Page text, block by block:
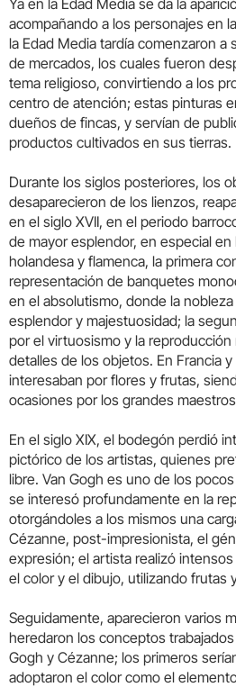
Ya en la Edad Media se da la
acompañando a los personajes en
la Edad Media tardía comenzaron a
de mercados, los cuales fueron
tema religioso, convirtiendo a los
centro de atención; estas pinturas
dueños de fincas, y servían de
productos cultivados en sus tierras.
Durante los siglos posteriores, los
desaparecieron de los lienzos,
en el siglo XVII, en el periodo
de mayor esplendor, en especial
holandesa y flamenca, la primera
representación de banquetes
en el absolutismo, donde la
esplendor y majestuosidad; la
por el virtuosismo y la
detalles de los objetos. En Francia
interesaban por flores y frutas,
ocasiones por los grandes
En el siglo XIX, el bodegón perdió
pictórico de los artistas, quienes
libre. Van Gogh es uno de los
se interesó profundamente en la
otorgándoles a los mismos una
Cézanne, post-impresionista, el
expresión; el artista realizó
el color y el dibujo, utilizando frutas
Seguidamente, aparecieron varios
heredaron los conceptos
Gogh y Cézanne; los primeros
adoptaron el color como el